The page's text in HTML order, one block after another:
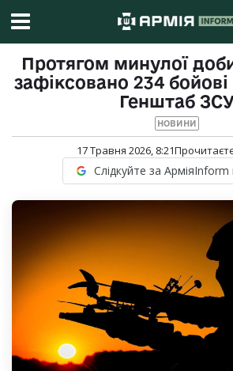
Протягом минулої
зафіксовано 234
Генштаб
НОВИНИ
17 Травня 2026, 8:21
Слідкуйте за